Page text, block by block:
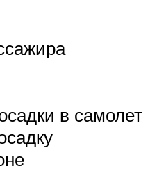
в самолет